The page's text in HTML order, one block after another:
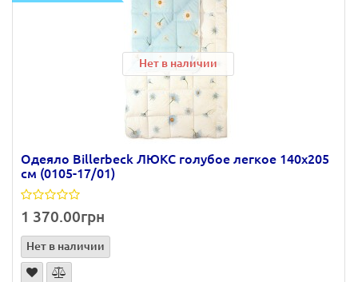
Нет в наличии
Одеяло Billerbeck ЛЮКС голубое легкое 140х205
см (0105-17/01)
1 370.00грн
Нет в наличии